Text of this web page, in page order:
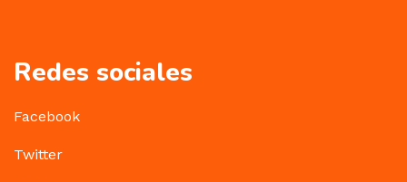
Redes sociales
Facebook
Twitter